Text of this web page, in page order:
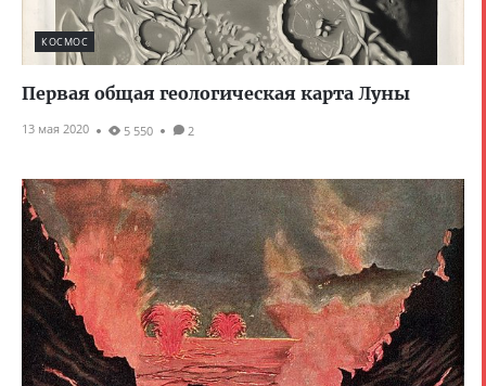
КОСМОС
Первая общая геологическая карта Луны
13 мая 2020 5 550 2